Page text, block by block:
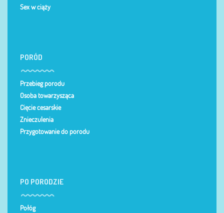
Sex w ciąży
PORÓD
Przebieg porodu
Osoba towarzysząca
Cięcie cesarskie
Znieczulenia
Przygotowanie do porodu
PO PORODZIE
Połóg